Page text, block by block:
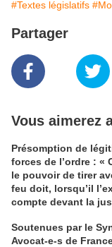
#Textes législatifs
Partager
Vous aimerez
Présomption de
forces de l’ordre : «
le pouvoir de tirer
feu doit, lorsqu’il
compte devant la
Soutenues par le
Avocat-e-s de